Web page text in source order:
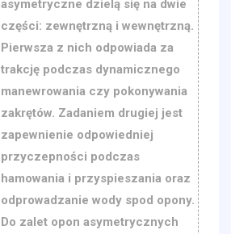
asymetryczne dzielą się na dwie
części: zewnętrzną i wewnętrzną.
Pierwsza z nich odpowiada za
trakcję podczas dynamicznego
manewrowania czy pokonywania
zakrętów. Zadaniem drugiej jest
zapewnienie odpowiedniej
przyczepności podczas
hamowania i przyspieszania oraz
odprowadzanie wody spod opony.
Do zalet opon asymetrycznych